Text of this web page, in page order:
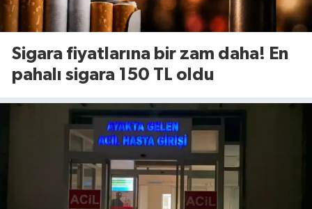
Sigara fiyatlarına bir zam daha! En
pahalı sigara 150 TL oldu